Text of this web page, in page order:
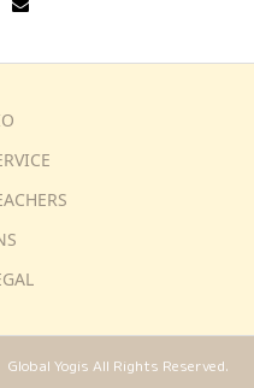
Yogis All Rights Reserved.